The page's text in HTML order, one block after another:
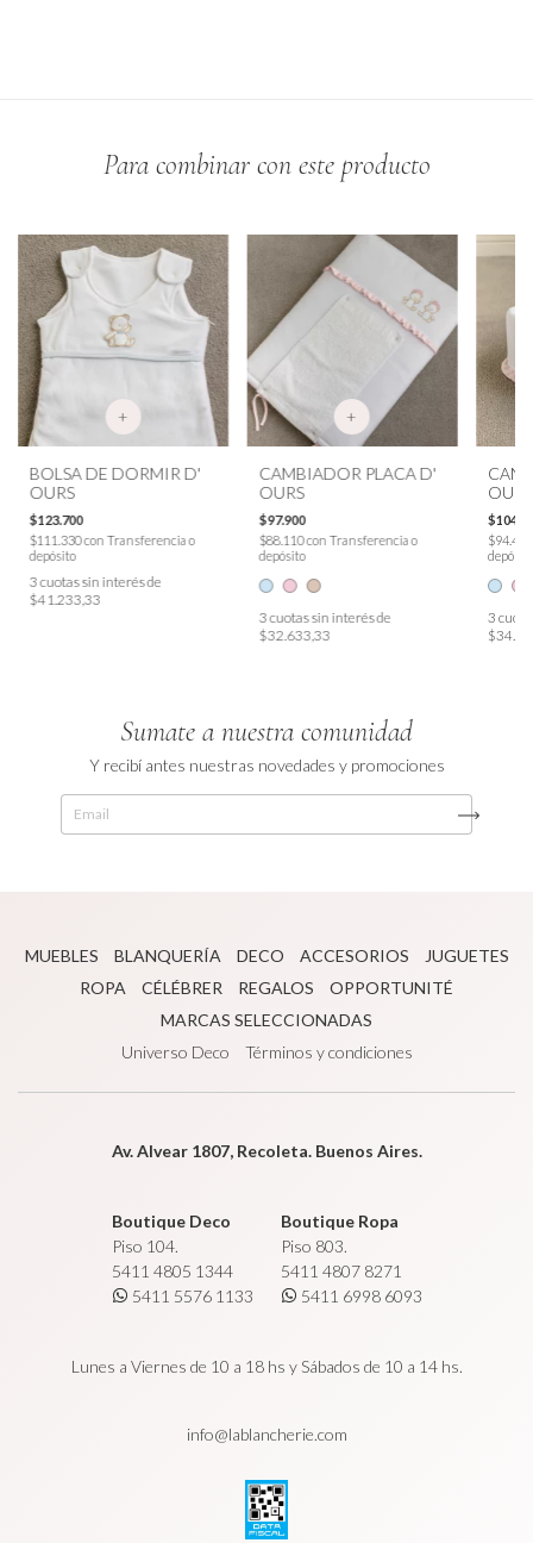
Para combinar con este producto
+
BOLSA DE DORMIR D'
OURS
$123.700
$111.330con Transferencia o
depósito
3cuotas sin interés de
$41.233,33
+
CAMBIADOR PLACA D'
OURS
$97.900
$88.110con Transferencia o
depósito
3cuotas sin interés de
$32.633,33
OURS
depósito
3
Sumate a nuestra comunidad
Y recibí antes nuestras novedades y promociones
MUEBLES BLANQUERÍA DECO ACCESORIOS
JUGUETES
ROPA
CÉLÉBRER REGALOS
OPPORTUNITÉ
MARCAS SELECCIONADAS
Universo Deco
Términos y condiciones
Av. Alvear 1807, Recoleta. Buenos Aires.
Boutique Deco
Piso 104.
5411 4805 1344
5411 5576 1133
Boutique Ropa
Piso 803.
5411 4807 8271
5411 6998 6093
Lunes a Viernes de 10 a 18 hs y Sábados de 10 a 14 hs.
info@lablancherie.com